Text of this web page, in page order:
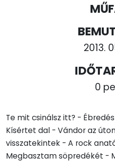
2013.
0
Te mit csinálsz itt? -
Kísértet dal - Vándor az
visszatekintek - A rock
Megbasztam söpredékét -